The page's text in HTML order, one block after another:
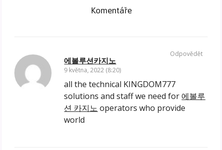
Komentáře
에볼루션카지노
9 května, 2022 (8:20)
all the technical KINGDOM777
solutions and staff we need for 에볼루
션 카지노 operators who provide
world
Odpovědět